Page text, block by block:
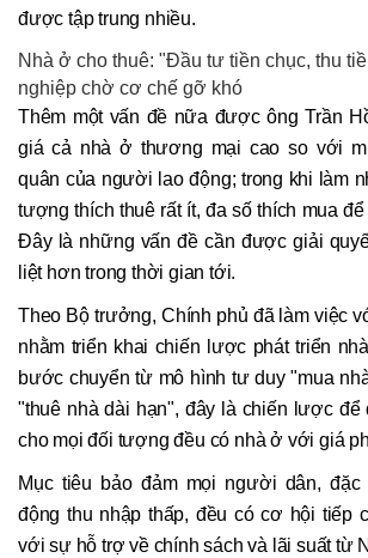
được tập trung nhiều.
Nhà ở cho thuê: "Đầu tư tiền chục, thu
nghiệp chờ cơ chế gỡ khó
Thêm một vấn đề nữa được ông Trần
giá cả nhà ở thương mại cao so với
quân của người lao động; trong khi làm
tượng thích thuê rất ít, đa số thích mua
Đây là những vấn đề cần được giải
liệt hơn trong thời gian tới.
Theo Bộ trưởng, Chính phủ đã làm việc
nhằm triển khai chiến lược phát triển
bước chuyển từ mô hình tư duy "mua
"thuê nhà dài hạn", đây là chiến lược để
cho mọi đối tượng đều có nhà ở với giá
Mục tiêu bảo đảm mọi người dân,
động thu nhập thấp, đều có cơ hội tiếp
với sự hỗ trợ về chính sách và lãi suất từ